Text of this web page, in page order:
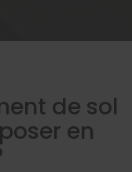
de sol
en